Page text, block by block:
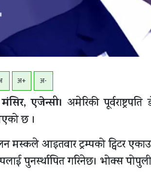
अ+ अ-
एजेन्सी। अमेरिकी
छ ।
मस्कले आइतवार ट्रम्पको ट्विटर
पुनर्स्थापित गरिनेछ। भोक्स